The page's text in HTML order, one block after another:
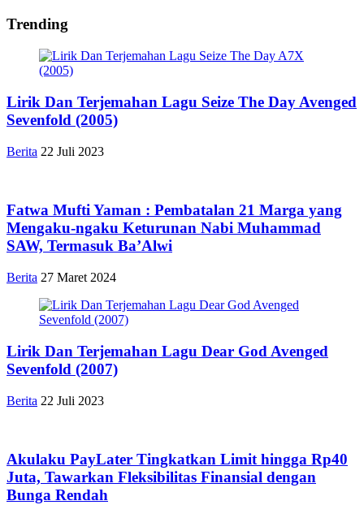
Trending
Lirik Dan Terjemahan Lagu Seize The Day Avenged
Sevenfold (2005)
Berita 22 Juli 2023
Fatwa Mufti Yaman : Pembatalan 21 Marga yang
Mengaku-ngaku Keturunan Nabi Muhammad
SAW, Termasuk Ba’Alwi
Berita 27 Maret 2024
Lirik Dan Terjemahan Lagu Dear God Avenged
Sevenfold (2007)
Berita 22 Juli 2023
Akulaku PayLater Tingkatkan Limit hingga Rp40
Juta, Tawarkan Fleksibilitas Finansial dengan
Bunga Rendah